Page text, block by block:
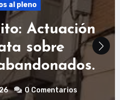
al pleno
Actuación
sobre
0 Comentarios